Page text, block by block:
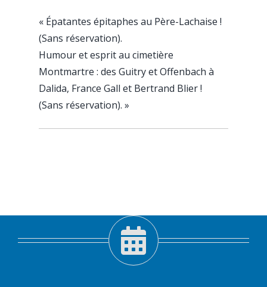
« Épatantes épitaphes au Père-Lachaise !
(Sans réservation).
Humour et esprit au cimetière
Montmartre : des Guitry et Offenbach à
Dalida, France Gall et Bertrand Blier !
(Sans réservation). »